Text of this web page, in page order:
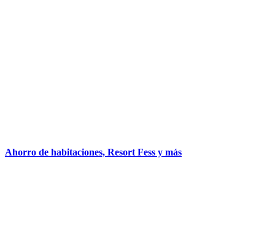
Ahorro de habitaciones, Resort Fess y más